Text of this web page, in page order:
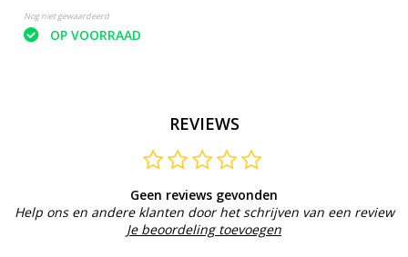
Nog niet gewaardeerd
OP VOORRAAD
REVIEWS
Geen reviews gevonden
Help ons en andere klanten door het schrijven van een review
Je beoordeling toevoegen